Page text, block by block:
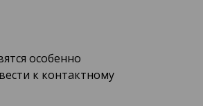
особенно
к контактному